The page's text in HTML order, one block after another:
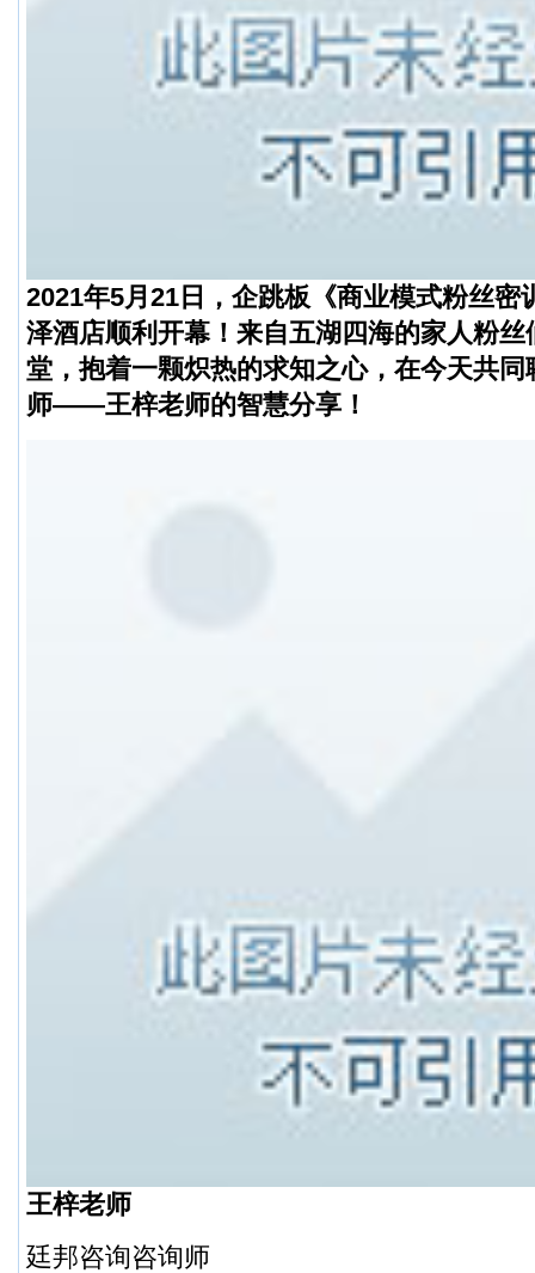
2021年5月21日，企跳板 《商业模式粉丝密
泽酒店顺利开幕！来自五湖四海的家人粉
堂，抱着一颗炽热的求知之心，在今天共
师——王梓老师的智慧分享！
王梓老师
廷邦咨询咨询师